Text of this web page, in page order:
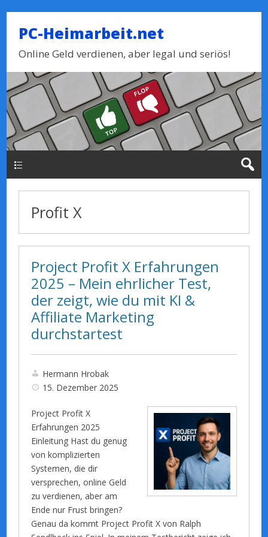
PC-Heimarbeit.net
Online Geld verdienen, aber legal und seriös!
Profit X
Project Profit X Erfahrungen
2025 – Mein ehrlicher Test,
der zeigt, wie du mit KI &
Affiliate Marketing
durchstartest
Hermann Hrobak
15. Dezember 2025
Project Profit X
Erfahrungen 2025
Einleitung Hast du genug
von komplizierten
Systemen, die dir
versprechen, online Geld
zu verdienen, aber am
Ende nur Frust bringen?
Genau da kommt Project Profit X von Ralph